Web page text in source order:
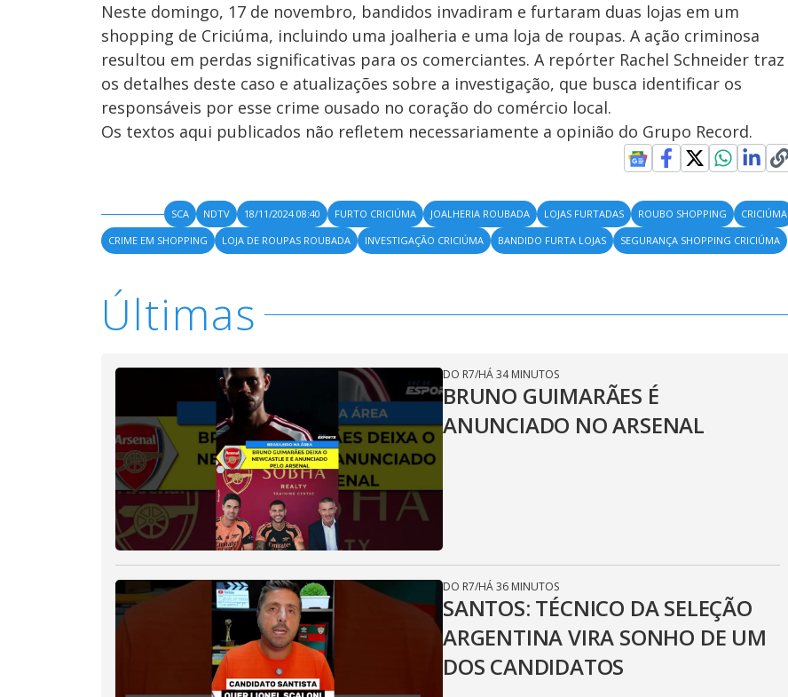
Neste domingo, 17 de novembro, bandidos invadiram e furtaram duas lojas em um
shopping de Criciúma, incluindo uma joalheria e uma loja de roupas. A ação criminosa
resultou em perdas significativas para os comerciantes. A repórter Rachel Schneider traz
os detalhes deste caso e atualizações sobre a investigação, que busca identificar os
responsáveis por esse crime ousado no coração do comércio local.
Os textos aqui publicados não refletem necessariamente a opinião do Grupo Record.
SCA NDTV 18/11/2024 08:40 FURTO CRICIÚMA JOALHERIA ROUBADA LOJAS FURTADAS ROUBO SHOPPING
CRICIÚMA
CRIME EM SHOPPING
LOJA DE ROUPAS ROUBADA INVESTIGAÇÃO CRICIÚMA BANDIDO FURTA LOJAS SEGURANÇA SHOPPING CRICIÚMA
Últimas
DO R7/HÁ 34 MINUTOS
BRUNO GUIMARÃES É
ANUNCIADO NO ARSENAL
DO R7/HÁ 36 MINUTOS
SANTOS: TÉCNICO DA SELEÇÃO
ARGENTINA VIRA SONHO DE UM
DOS CANDIDATOS